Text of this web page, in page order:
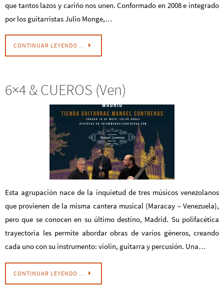
que tantos lazos y cariño nos unen. Conformado en 2008 e integrado
por los guitarristas Julio Monge,…
CONTINUAR LEYENDO …
6×4 & CUEROS (Ven)
Esta agrupación nace de la inquietud de tres músicos venezolanos
que provienen de la misma cantera musical (Maracay – Venezuela),
pero que se conocen en su último destino, Madrid. Su polifacética
trayectoria les permite abordar obras de varios géneros, creando
cada uno con su instrumento: violín, guitarra y percusión. Una…
CONTINUAR LEYENDO …